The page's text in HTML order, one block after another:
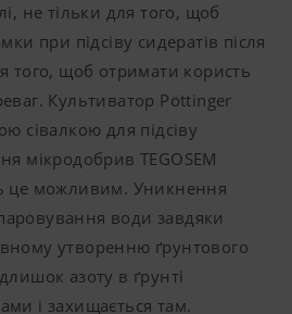
не тільки для того, щоб
при підсіву сидератів після
того, щоб отримати користь
Культиватор Pöttinger
сівалкою для підсіву
мікродобрив TEGOSEM
це можливим. Уникнення
води завдяки
утворенню ґрунтового
азоту в ґрунті
і захищається там.